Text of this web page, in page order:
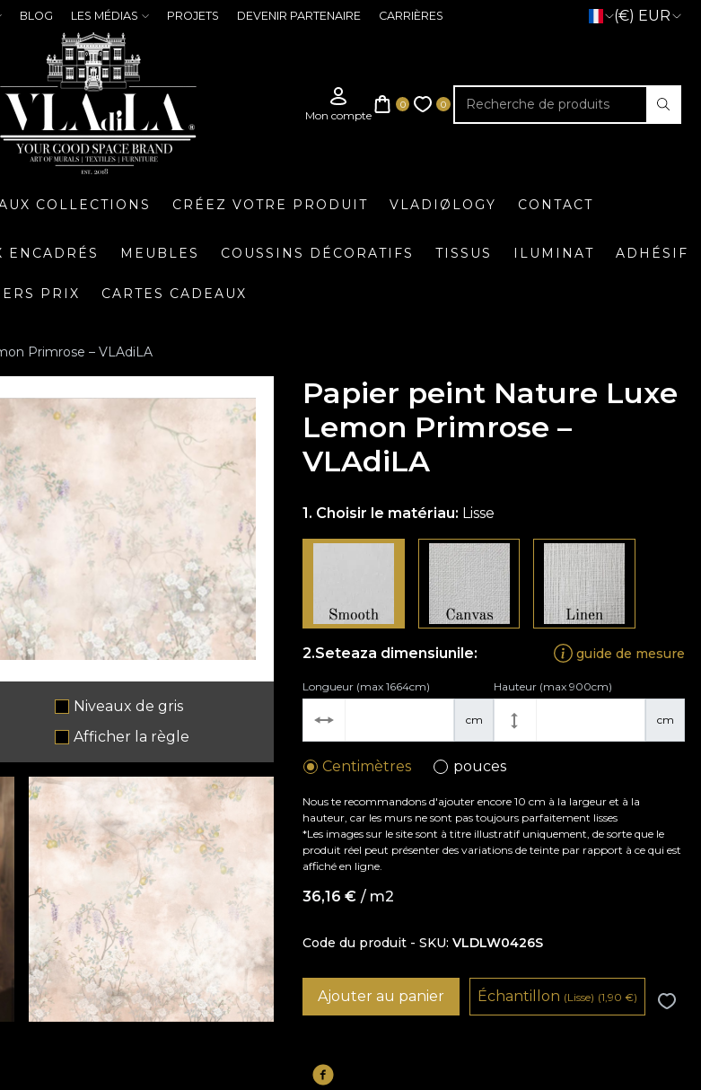
BLOG LES MÉDIAS PROJETS DEVENIR PARTENAIRE CARRIÈRES (€) EUR
COLLECTIONS CRÉEZ VOTRE PRODUIT VLADIØLOGY CONTACT
ENCADRÉS MEUBLES COUSSINS DÉCORATIFS TISSUS ILUMINAT ADHÉSIF
PRIX CARTES CADEAUX
Primrose – VLAdiLA
Niveaux de gris
Afficher la règle
Papier peint Nature Luxe
Lemon Primrose –
VLAdiLA
Choisir le matériau: Lisse
Seteaza dimensiunile: guide de mesure
cm
Longueur (max 1664cm)
cm
Hauteur (max 900cm)
Centimètres pouces
Nous te recommandons d'ajouter encore 10 cm à la largeur et à la
hauteur, car les murs ne sont pas toujours parfaitement lisses
*Les images sur le site sont à titre illustratif uniquement, de sorte que le
produit réel peut présenter des variations de teinte par rapport à ce qui est
affiché en ligne.
36,16€ / m2
Code du produit - SKU VLDLW0426S
Ajouter au panier Échantillon (Lisse) (1,90€)